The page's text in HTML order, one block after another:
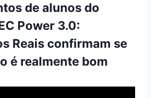
de alunos do
Power 3.0:
Reais confirmam se
é realmente bom